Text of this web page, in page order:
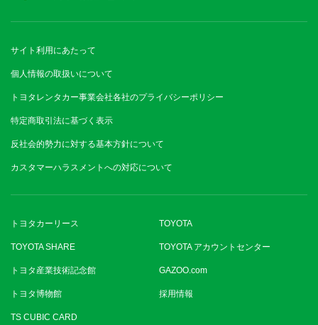
サイト利用にあたって
個人情報の取扱いについて
トヨタレンタカー事業会社各社のプライバシーポリシー
特定商取引法に基づく表示
反社会的勢力に対する基本方針について
カスタマーハラスメントへの対応について
トヨタカーリース TOYOTA
TOYOTA SHARE TOYOTA アカウントセンター
トヨタ産業技術記念館 GAZOO.com
トヨタ博物館 採用情報
TS CUBIC CARD